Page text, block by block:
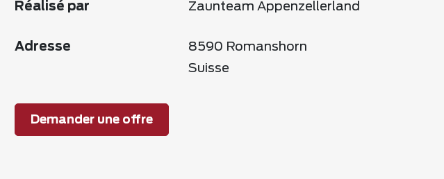
Réalisé par Zaunteam Appenzellerland
Adresse
8590 Romanshorn
Suisse
Demander une offre